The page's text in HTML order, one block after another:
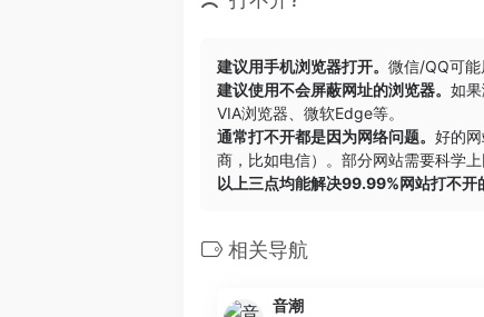
建议用手机浏览器打开。 微信/QQ可能
建议使用不会屏蔽网址的浏览器。 如
VIA浏览器
微软Edge等。
通常打不开都是因为网络问题。 好的
商，比如电信）。部分网站需要科学
以上三点均能解决99.99%网站打不开
相关导航
音潮